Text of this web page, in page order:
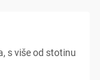
s više od stotinu